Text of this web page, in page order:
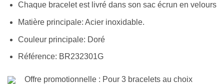
Chaque bracelet est livré dans son sac écrun en velours
Matière principale: Acier inoxidable.
Couleur principale: Doré
Référence: BR232301G
Offre promotionnelle : Pour 3 bracelets au choix